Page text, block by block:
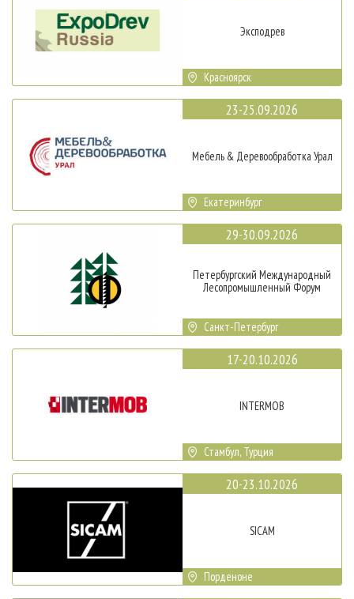
Эксподрев
Красноярск
23-25.09.2026
Мебель & Деревообработка Урал
Екатеринбург
29-30.09.2026
Петербургский Международный
Лесопромышленный Форум
Санкт-Петербург
17-20.10.2026
INTERMOB
Стамбул, Турция
20-23.10.2026
SICAM
Порденоне